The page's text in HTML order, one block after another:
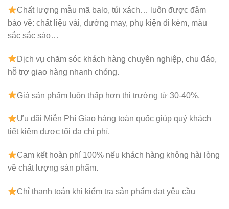
Chất lượng mẫu mã balo, túi xách…
luôn được đảm
bảo về: chất liệu vải, đường may, phụ kiện đi kèm, màu
sắc sắc sảo…
Dịch vụ chăm sóc khách hàng chuyên nghiệp, chu đáo,
hỗ trợ giao hàng nhanh chóng.
Giá sản phẩm luôn thấp hơn thị trường từ 30-40%,
Ưu đãi Miễn Phí Giao hàng toàn quốc giúp quý khách
tiết kiệm được tối đa chi phí.
Cam kết hoàn phí 100% nếu khách hàng không hài lòng
về chất lượng sản phẩm.
Chỉ thanh toán khi kiểm tra sản phẩm đạt yêu cầu